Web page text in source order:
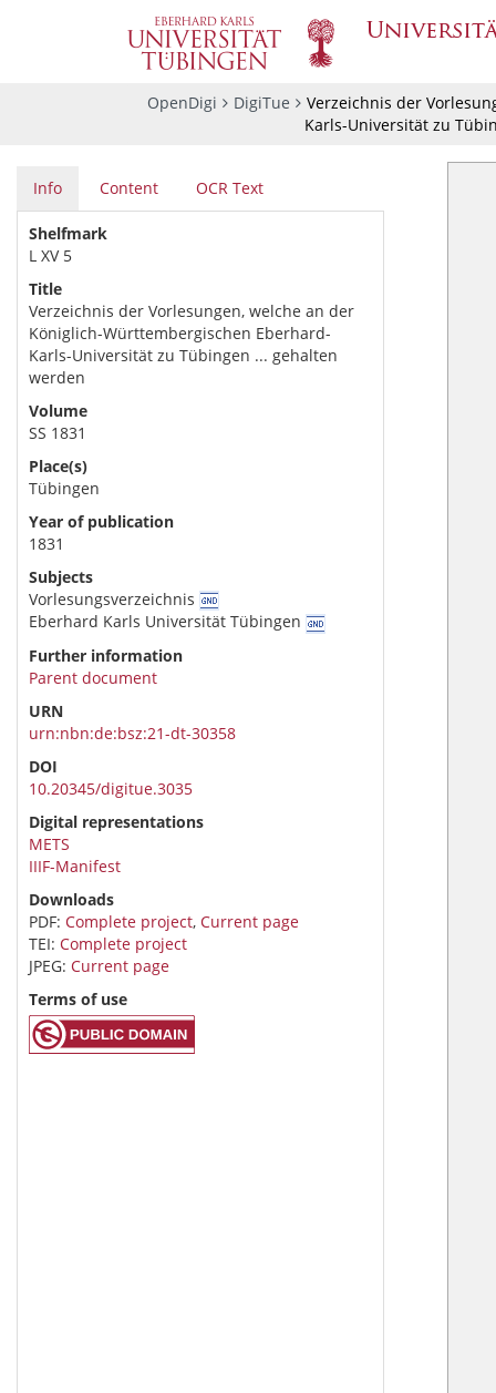
OpenDigi DigiTue
Verzeichnis der
Karls-Universität zu
Info Content OCR Text
Shelfmark
L XV 5
Title
Verzeichnis der Vorlesungen, welche an der
Königlich-Württembergischen Eberhard-
Karls-Universität zu Tübingen ... gehalten
werden
Volume
SS 1831
Place(s)
Tübingen
Year of publication
1831
Subjects
Vorlesungsverzeichnis
Eberhard Karls Universität Tübingen
Further information
Parent document
URN
urn:nbn:de:bsz:21-dt-30358
DOI
10.20345/digitue.3035
Digital representations
METS
IIIF-Manifest
Downloads
PDF: Complete project, Current page
TEI: Complete project
JPEG: Current page
Terms of use